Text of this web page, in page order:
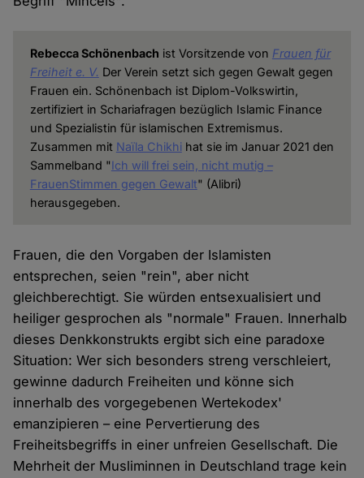
Rebecca Schönenbach ist Vorsitzende von Frauen für
Freiheit e. V. Der Verein setzt sich gegen Gewalt gegen
Frauen ein. Schönenbach ist Diplom-Volkswirtin,
zertifiziert in Schariafragen bezüglich Islamic Finance
und Spezialistin für islamischen Extremismus.
Zusammen mit Naïla Chikhihat sie im Januar 2021 den
Sammelband "Ich will frei sein, nicht mutig –
FrauenStimmen gegen Gewalt" (Alibri)
herausgegeben.
Frauen, die den Vorgaben der Islamisten
entsprechen, seien "rein", aber nicht
gleichberechtigt. Sie würden entsexualisiert und
heiliger gesprochen als "normale" Frauen. Innerhalb
dieses Denkkonstrukts ergibt sich eine paradoxe
Situation: Wer sich besonders streng verschleiert,
gewinne dadurch Freiheiten und könne sich
innerhalb des vorgegebenen Wertekodex'
emanzipieren – eine Pervertierung des
Freiheitsbegriffs in einer unfreien Gesellschaft. Die
Mehrheit der Musliminnen in Deutschland trage kein